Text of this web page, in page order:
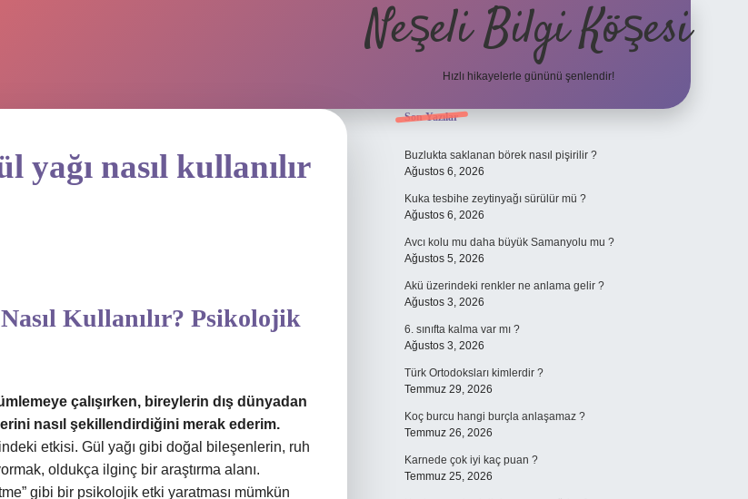
Neşeli Bilgi Köşesi
Hızlı hikayelerle gününü şenlendir!
yağı nasıl kullanılır
Kullanılır? Psikolojik
çalışırken, bireylerin dış dünyadan
nasıl şekillendirdiğini merak ederim.
etkisi. Gül yağı gibi doğal bileşenlerin, ruh
oldukça ilginç bir araştırma alanı.
gibi bir psikolojik etki yaratması mümkün
Sidebar
Son Yazılar
Buzlukta saklanan börek nasıl pişirilir ?
Ağustos 6, 2026
Kuka tesbihe zeytinyağı sürülür mü ?
Ağustos 6, 2026
Avcı kolu mu daha büyük Samanyolu mu ?
Ağustos 5, 2026
Akü üzerindeki renkler ne anlama gelir ?
Ağustos 3, 2026
6. sınıfta kalma var mı ?
Ağustos 3, 2026
Türk Ortodoksları kimlerdir ?
Temmuz 29, 2026
Koç burcu hangi burçla anlaşamaz ?
Temmuz 26, 2026
Karnede çok iyi kaç puan ?
Temmuz 25, 2026
ilbet mobil giriş en iyi bahis siteleri